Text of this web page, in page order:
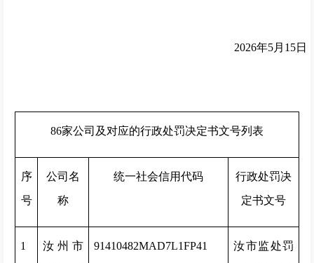
2026年5月15日
86家公司及对应的行政处罚决定书文号列表
序
号
公司名
称
统一社会信用代码
行政处罚决
定书文号
1
汝州市
91410482MAD7L1FP41
汝市监处罚